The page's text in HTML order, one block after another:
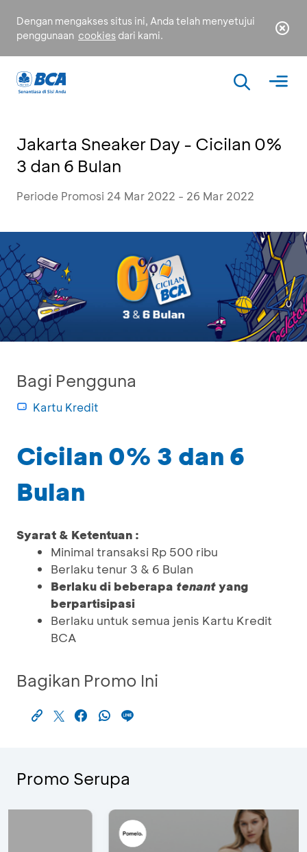
Dengan mengakses situs ini, Anda telah menyetujui
penggunaan cookies dari kami.
Jakarta Sneaker Day - Cicilan 0%
3 dan 6 Bulan
Periode Promosi 24 Mar 2022 - 26 Mar 2022
Bagi Pengguna
Kartu Kredit
Cicilan 0% 3 dan 6
Bulan
Syarat & Ketentuan :
Minimal transaksi Rp 500 ribu
Berlaku tenur 3 & 6 Bulan
Berlaku di beberapa tenantyang
berpartisipasi
Berlaku untuk semua jenis Kartu Kredit
BCA
Bagikan Promo Ini
Promo Serupa